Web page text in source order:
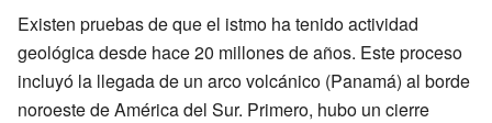
Existen pruebas de que el istmo ha tenido actividad
geológica desde hace 20 millones de años. Este proceso
incluyó la llegada de un arco volcánico (Panamá) al borde
noroeste de América del Sur. Primero, hubo un cierre